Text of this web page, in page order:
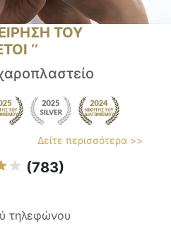
ΤΟΥ
‘’
Δείτε περισσότερα >>
(783)
τηλεφώνου